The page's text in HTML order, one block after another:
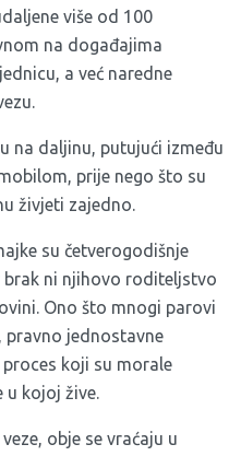
više od 100
na događajima
a već naredne
na daljinu, putujući između
prije nego što su
živjeti zajedno.
su četverogodišnje
brak ni njihovo roditeljstvo
Ono što mnogi parovi
pravno jednostavne
koji su morale
u kojoj žive.
obje se vraćaju u